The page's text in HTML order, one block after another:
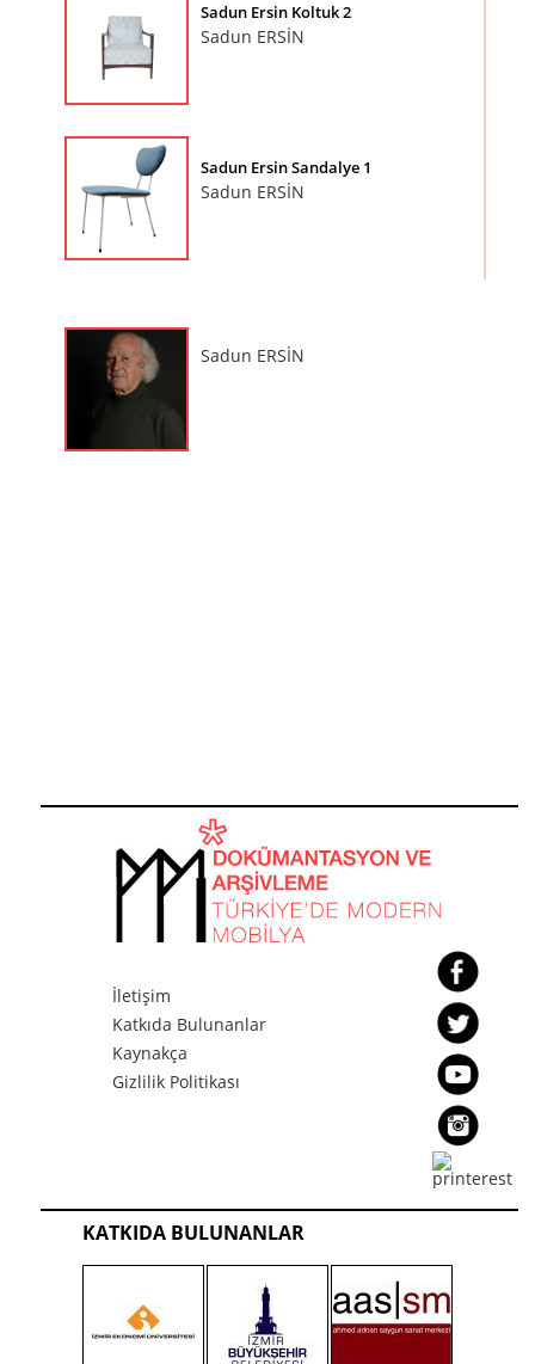
Sadun Ersin Koltuk 2
Sadun ERSİN
Sadun Ersin Sandalye 1
Sadun ERSİN
Sadun ERSİN
Sadun ERSİN
Sadun Ersin Sehpa
Sadun ERSİN
Sadun ERSİN
İletişim
Katkıda Bulunanlar
Kaynakça
Gizlilik Politikası
KATKIDA BULUNANLAR